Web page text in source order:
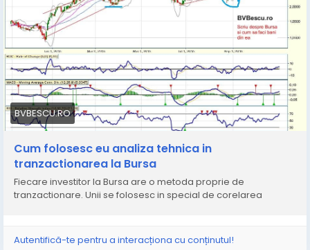
BVBESCU.RO
Cum folosesc eu analiza tehnica in
tranzactionarea la Bursa
Fiecare investitor la Bursa are o metoda proprie de
tranzactionare. Unii se folosesc in special de corelarea
Autentifică-te pentru a interacționa cu conținutul!